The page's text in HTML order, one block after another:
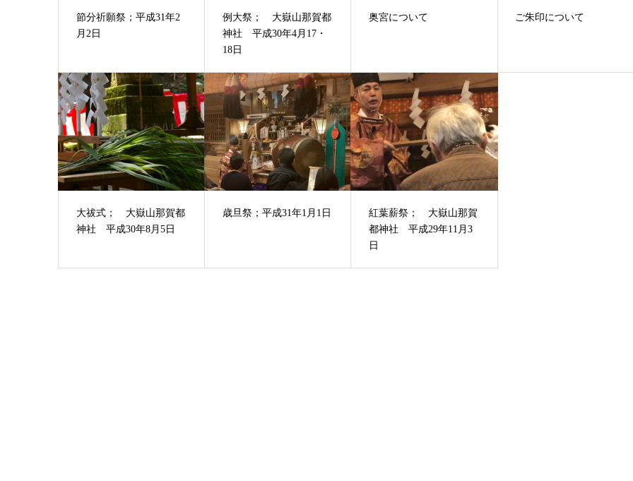
節分祈願祭；平成31年2
月2日
例大祭； 大嶽山那賀都
神社 平成30年4月17・
18日
奥宮について ご朱印について
大祓式； 大嶽山那賀都
神社 平成30年8月5日
歳旦祭；平成31年1月1日
紅葉薪祭； 大嶽山那賀
都神社 平成29年11月3
日